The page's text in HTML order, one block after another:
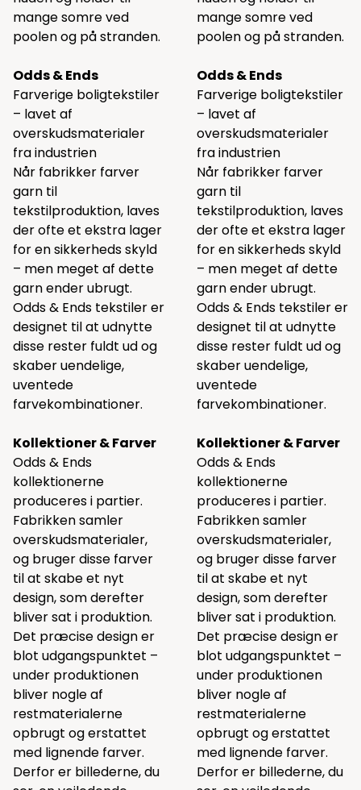
mange somre ved
poolen og på stranden.
Odds & Ends
Farverige boligtekstiler
– lavet af
overskudsmaterialer
fra industrien
Når fabrikker farver
garn til
tekstilproduktion, laves
der ofte et ekstra lager
for en sikkerheds skyld
– men meget af dette
garn ender ubrugt.
Odds & Ends tekstiler er
designet til at udnytte
disse rester fuldt ud og
skaber uendelige,
uventede
farvekombinationer.
Kollektioner & Farver
Odds & Ends
kollektionerne
produceres i partier.
Fabrikken samler
overskudsmaterialer,
og bruger disse farver
til at skabe et nyt
design, som derefter
bliver sat i produktion.
Det præcise design er
blot udgangspunktet –
under produktionen
bliver nogle af
restmaterialerne
opbrugt og erstattet
med lignende farver.
Derfor er billederne, du
mange somre ved
poolen og på stranden.
Odds & Ends
Farverige boligtekstiler
– lavet af
overskudsmaterialer
fra industrien
Når fabrikker farver
garn til
tekstilproduktion, laves
der ofte et ekstra lager
for en sikkerheds skyld
– men meget af dette
garn ender ubrugt.
Odds & Ends tekstiler er
designet til at udnytte
disse rester fuldt ud og
skaber uendelige,
uventede
farvekombinationer.
Kollektioner & Farver
Odds & Ends
kollektionerne
produceres i partier.
Fabrikken samler
overskudsmaterialer,
og bruger disse farver
til at skabe et nyt
design, som derefter
bliver sat i produktion.
Det præcise design er
blot udgangspunktet –
under produktionen
bliver nogle af
restmaterialerne
opbrugt og erstattet
med lignende farver.
Derfor er billederne, du